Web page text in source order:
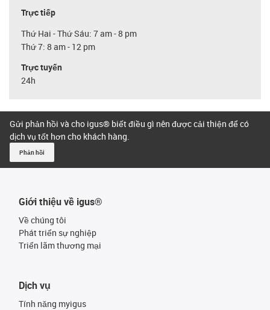
Trực tiếp
Thứ Hai - Thứ Sáu: 7 am - 8 pm
Thứ 7: 8 am - 12 pm
Trực tuyến
24h
Gửi phản hồi và cho igus® biết điều gì nên được cải thiện để có
dịch vụ tốt hơn cho khách hàng.
Phản hồi
Giới thiệu về igus®
Về chúng tôi
Phát triển sự nghiệp
Triển lãm thương mại
Dịch vụ
Tính năng myigus